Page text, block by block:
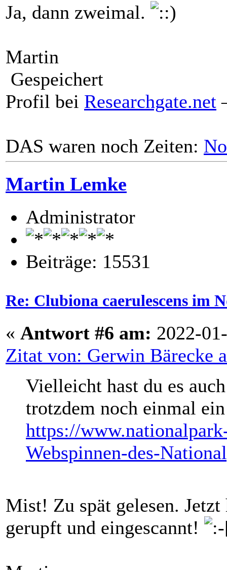
Ja, dann zweimal.
Martin
Gespeichert
Profil bei Researchgate.net
DAS waren noch Zeiten:
Martin Lemke
Administrator
Beiträge: 15531
Re: Clubiona caerulescens im
« Antwort #6 am: 2022-
Zitat von: Gerwin Bärecke
Vielleicht hast du es
trotzdem noch einmal
https://
Webspinnen-des-
Mist! Zu spät gelesen.
gerupft und eingescannt!